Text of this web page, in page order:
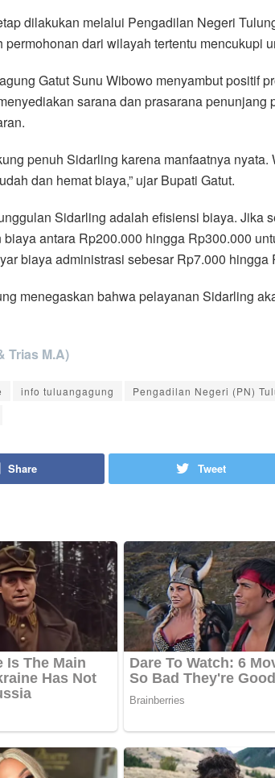
dilakukan melalui Pengadilan Negeri
permohonan dari wilayah tertentu mencukupi
Gatut Sunu Wibowo menyambut positif
sarana dan prasarana
penuh Sidarling karena manfaatnya
dan hemat biaya,” ujar Bupati Gatut.
Sidarling adalah efisiensi biaya. Jika
biaya antara Rp200.000 hingga Rp300.000
biaya administrasi sebesar Rp7.000 hingga
menegaskan bahwa pelayanan Sidarling
Trias M.A)
info tuluangagung Pengadilan Negeri (PN)
Share Tweet